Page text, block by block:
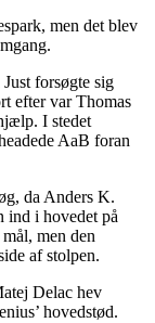
men det blev
forsøgte sig
efter var Thomas
I stedet
AaB foran
da Anders K.
ind i hovedet på
men den
af stolpen.
Delac hev
hovedstød.